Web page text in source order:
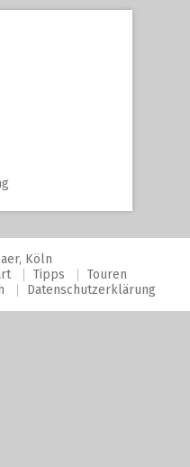
Köln
Tipps
Touren
Datenschutzerklärung